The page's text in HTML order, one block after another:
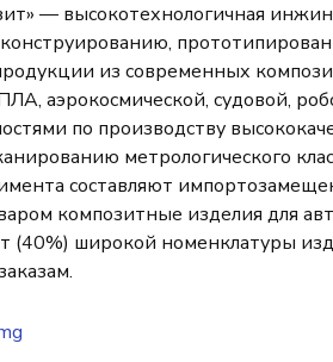
— высокотехнологичная
из современных
аэрокосмической, судовой,
по производству
метрологического
составляют
композитные изделия для
(40%) широкой номенклатуры